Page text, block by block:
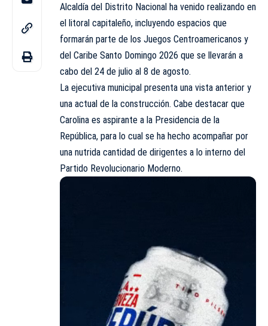
Alcaldía del Distrito Nacional ha venido realizando en
el litoral capitaleño, incluyendo espacios que
formarán parte de los Juegos Centroamericanos y
del Caribe Santo Domingo 2026 que se llevarán a
cabo del 24 de julio al 8 de agosto.
La ejecutiva municipal presenta una vista anterior y
una actual de la construcción. Cabe destacar que
Carolina es aspirante a la Presidencia de la
República, para lo cual se ha hecho acompañar por
una nutrida cantidad de dirigentes a lo interno del
Partido Revolucionario Moderno.